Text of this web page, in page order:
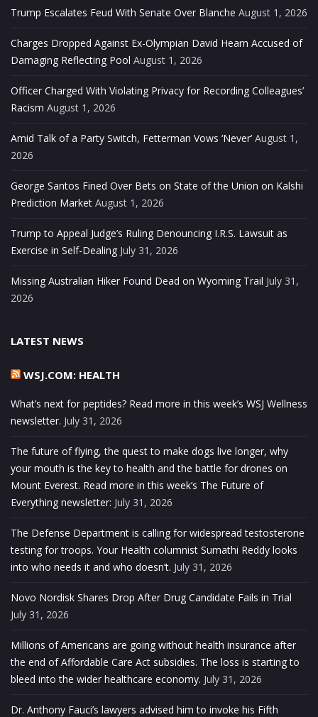
Trump Escalates Feud With Senate Over Blanche August 1, 2026
Charges Dropped Against Ex-Olympian David Hearn Accused of
Damaging Reflecting Pool August 1, 2026
Officer Charged With Violating Privacy for Recording Colleagues’
Racism August 1, 2026
Amid Talk of a Party Switch, Fetterman Vows ‘Never’ August 1,
2026
George Santos Fined Over Bets on State of the Union on Kalshi
Prediction Market August 1, 2026
Trump to Appeal Judge’s Ruling Denouncing I.R.S. Lawsuit as
Exercise in Self-Dealing July 31, 2026
Missing Australian Hiker Found Dead on Wyoming Trail July 31,
2026
LATEST NEWS
WSJ.COM: HEALTH
What’s next for peptides? Read more in this week’s WSJ Wellness
newsletter. July 31, 2026
The future of flying, the quest to make dogs live longer, why
your mouth is the key to health and the battle for drones on
Mount Everest. Read more in this week’s The Future of
Everything newsletter: July 31, 2026
The Defense Department is calling for widespread testosterone
testing for troops. Your Health columnist Sumathi Reddy looks
into who needs it and who doesn’t. July 31, 2026
Novo Nordisk Shares Drop After Drug Candidate Fails in Trial
July 31, 2026
Millions of Americans are going without health insurance after
the end of Affordable Care Act subsidies. The loss is starting to
bleed into the wider healthcare economy. July 31, 2026
Dr. Anthony Fauci’s lawyers advised him to invoke his Fifth